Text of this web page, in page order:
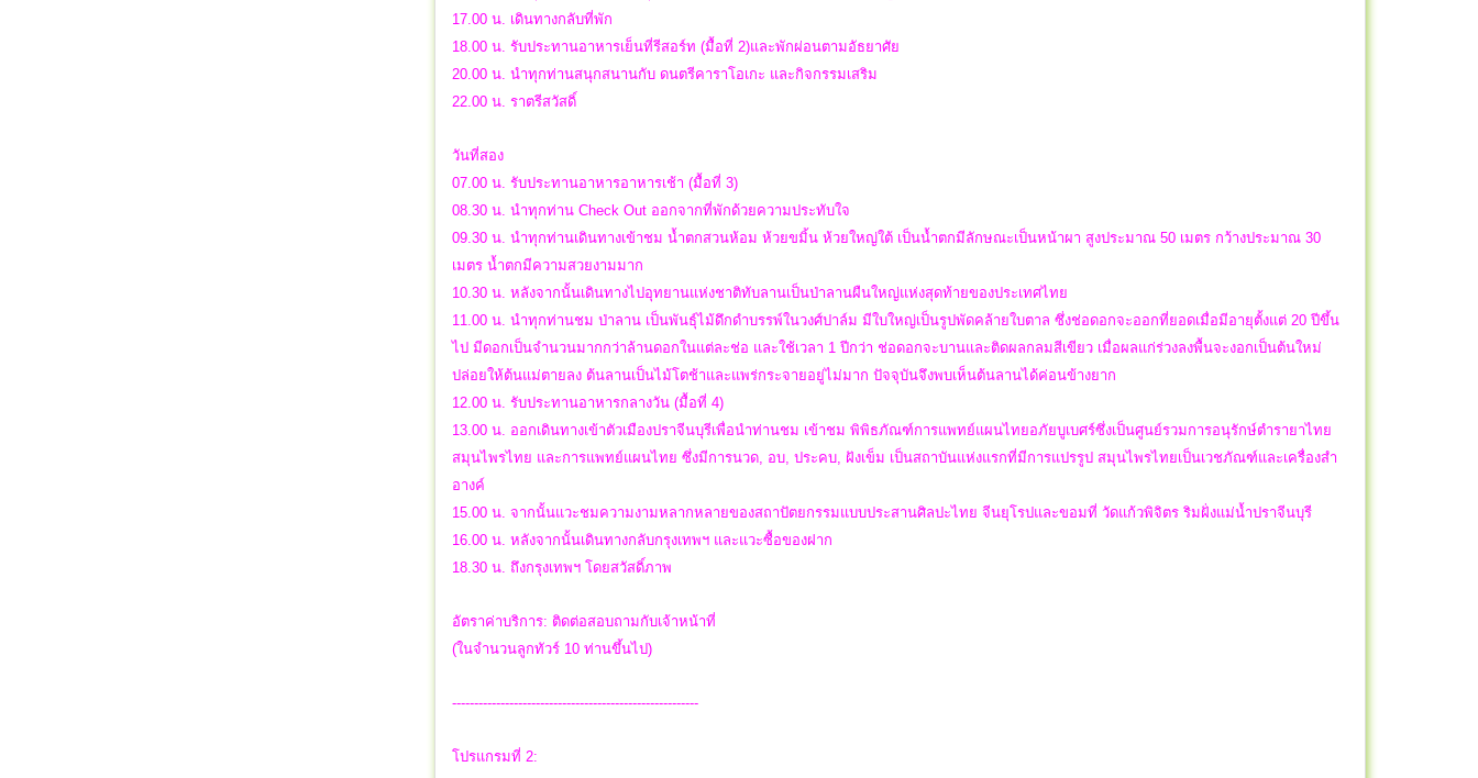
17.00 น. เดินทางกลับที่พัก
18.00 น. รับประทานอาหารเย็นที่รีสอร์ท (มื้อที่ 2)และพักผ่อนตามอัธยาศัย
20.00 น. นำทุกท่านสนุกสนานกับ ดนตรีคาราโอเกะ และกิจกรรมเสริม
22.00 น. ราตรีสวัสดิ์
วันที่สอง
07.00 น. รับประทานอาหารอาหารเช้า (มื้อที่ 3)
08.30 น. นำทุกท่าน Check Out ออกจากที่พักด้วยความประทับใจ
09.30 น. นำทุกท่านเดินทางเข้าชม น้ำตกสวนห้อม ห้วยขมิ้น ห้วยใหญ่ใต้ เป็นน้ำตกมีลักษณะเป็นหน้าผา สูงประมาณ 50 เมตร กว้างประมาณ 30
เมตร น้ำตกมีความสวยงามมาก
10.30 น. หลังจากนั้นเดินทางไปอุทยานแห่งชาติทับลานเป็นป่าลานผืนใหญ่แห่งสุดท้ายของประเทศไทย
11.00 น. นำทุกท่านชม ป่าลาน เป็นพันธุ์ไม้ดึกดำบรรพ์ในวงศ์ปาล์ม มีใบใหญ่เป็นรูปพัดคล้ายใบตาล ซึ่งช่อดอกจะออกที่ยอดเมื่อมีอายุตั้งแต่ 20 ปีขึ้น
ไป มีดอกเป็นจำนวนมากกว่าล้านดอกในแต่ละช่อ และใช้เวลา 1 ปีกว่า ช่อดอกจะบานและติดผลกลมสีเขียว เมื่อผลแก่ร่วงลงพื้นจะงอกเป็นต้นใหม่
ปล่อยให้ต้นแม่ตายลง ต้นลานเป็นไม้โตช้าและแพร่กระจายอยู่ไม่มาก ปัจจุบันจึงพบเห็นต้นลานได้ค่อนข้างยาก
12.00 น. รับประทานอาหารกลางวัน (มื้อที่ 4)
13.00 น. ออกเดินทางเข้าตัวเมืองปราจีนบุรีเพื่อนำท่านชม เข้าชม พิพิธภัณฑ์การแพทย์แผนไทยอภัยบูเบศร์ซึ่งเป็นศูนย์รวมการอนุรักษ์ตำรายาไทย
สมุนไพรไทย และการแพทย์แผนไทย ซึ่งมีการนวด, อบ, ประคบ, ฝังเข็ม เป็นสถาบันแห่งแรกที่มีการแปรรูป สมุนไพรไทยเป็นเวชภัณฑ์และเครื่องสำ
อางค์
15.00 น. จากนั้นแวะชมความงามหลากหลายของสถาปัตยกรรมแบบประสานศิลปะไทย จีนยุโรปและขอมที่ วัดแก้วพิจิตร ริมฝั่งแม่น้ำปราจีนบุรี
16.00 น. หลังจากนั้นเดินทางกลับกรุงเทพฯ และแวะซื้อของฝาก
18.30 น. ถึงกรุงเทพฯ โดยสวัสดิ์ภาพ
อัตราค่าบริการ: ติดต่อสอบถามกับเจ้าหน้าที่
(ในจำนวนลูกทัวร์ 10 ท่านขึ้นไป)
--------------------------------------------------------
โปรแกรมที่ 2: